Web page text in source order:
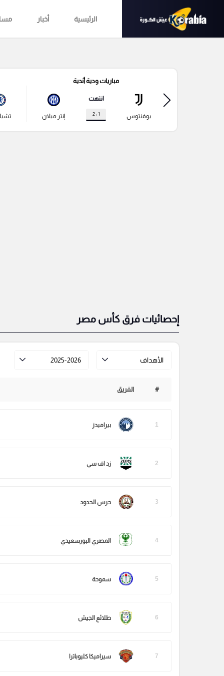
الرئيسية أخبار
مباريات ودية أندية
يوفنتوس
انتهت
1 : 2 إنتر ميلان
إحصائيات فرق كأس مصر
الأهداف 2025-2026
# الفريق
1 بيراميدز
2 زد اف سي
3 حرس الحدود
4 المصري البورسعيدي
5 سموحة
6 طلائع الجيش
7 سيراميكا كليوباترا